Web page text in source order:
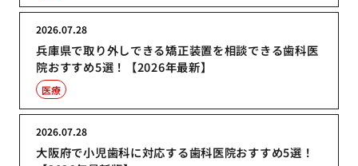
兵庫県で取り外しできる矯正装置を相談できる歯科医
院おすすめ5選！【2026年最新】
2026.07.28
医療
大阪府で小児歯科に対応する歯科医院おすすめ5選！
2026.07.28